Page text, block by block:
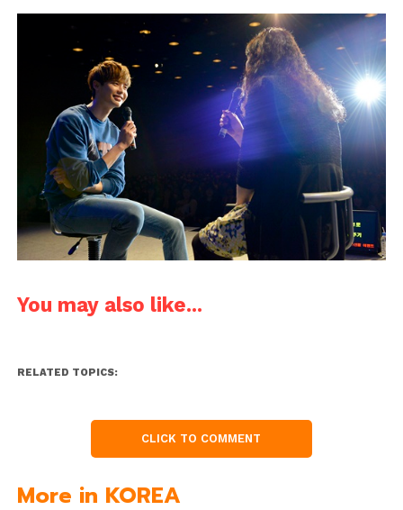
You may also like...
RELATED TOPICS:
CLICK TO COMMENT
More in KOREA